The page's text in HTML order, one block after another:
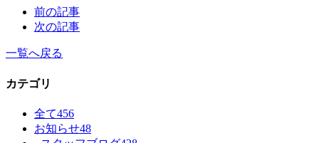
前の記事
次の記事
一覧へ戻る
カテゴリ
全て456
お知らせ48